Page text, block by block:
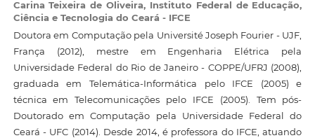
Carina Teixeira de Oliveira, Instituto Federal de Educação,
Ciência e Tecnologia do Ceará - IFCE
Doutora em Computação pela Université Joseph Fourier - UJF,
França (2012), mestre em Engenharia Elétrica pela
Universidade Federal do Rio de Janeiro - COPPE/UFRJ (2008),
graduada em Telemática-Informática pelo IFCE (2005) e
técnica em Telecomunicações pelo IFCE (2005). Tem pós-
Doutorado em Computação pela Universidade Federal do
Ceará - UFC (2014). Desde 2014, é professora do IFCE, atuando